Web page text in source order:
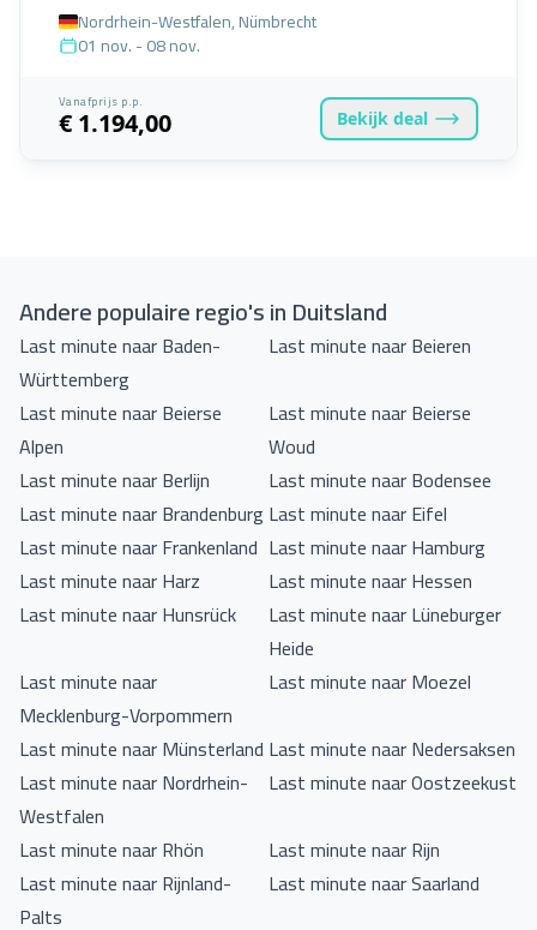
Nordrhein-Westfalen, Nümbrecht
01 nov. - 08 nov.
Vanafprijs p.p.
€ 1.194,00 Bekijk deal
Andere populaire regio's in Duitsland
Last minute naar Baden-
Württemberg
Last minute naar Beieren
Last minute naar Beierse
Alpen
Last minute naar Beierse
Woud
Last minute naar Berlijn
Last minute naar Bodensee
Last minute naar Brandenburg Last minute naar Eifel
Last minute naar Frankenland Last minute naar Hamburg
Last minute naar Harz
Last minute naar Hessen
Last minute naar Hunsrück
Last minute naar Lüneburger
Heide
Last minute naar
Mecklenburg-Vorpommern
Last minute naar Moezel
Last minute naar Münsterland Last minute naar Nedersaksen
Last minute naar Nordrhein-
Westfalen
Last minute naar Oostzeekust
Last minute naar Rhön
Last minute naar Rijn
Last minute naar Rijnland-
Palts
Last minute naar Saarland